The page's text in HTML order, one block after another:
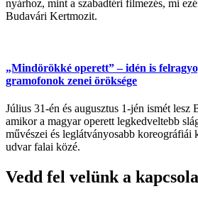
nyárhoz, mint a szabadtéri filmezés, mi
Budavári Kertmozit.
„Mindörökké operett” – idén is
gramofonok zenei öröksége
Július 31-én és augusztus 1-jén ismét lesz
amikor a magyar operett legkedveltebb
művészei és leglátványosabb koreográfiái
udvar falai közé.
Vedd fel velünk a